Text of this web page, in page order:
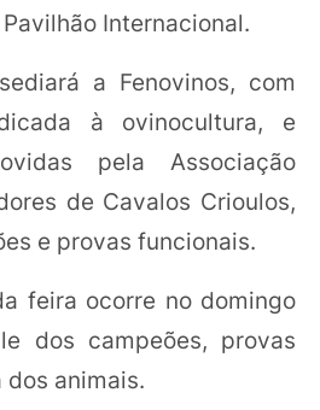
Internacional.
a Fenovinos, com
à ovinocultura, e
pela Associação
de Cavalos Crioulos,
e provas funcionais.
feira ocorre no domingo
dos campeões, provas
animais.